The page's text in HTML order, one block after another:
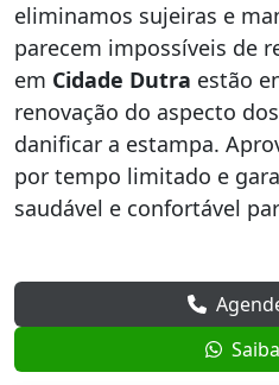
eliminamos sujeiras e
parecem impossíveis de
em Cidade Dutra estão
renovação do aspecto
danificar a estampa.
por tempo limitado e
saudável e confortável